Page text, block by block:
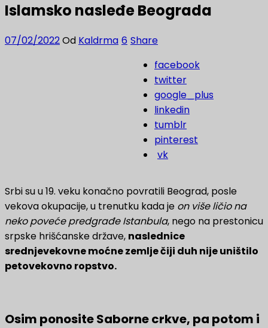
Islamsko nasleđe Beograda
07/02/2022Od Kaldrma 6 Share
facebook
twitter
google_plus
linkedin
tumblr
pinterest
vk
Srbi su u 19. veku konačno povratili Beograd, posle
vekova okupacije, u trenutku kada je on više ličio na
neko poveće predgrađe Istanbula, nego na prestonicu
srpske hrišćanske države, naslednice
srednjevekovne moćne zemlje čiji duh nije uništilo
petovekovno ropstvo.
Osim ponosite Saborne crkve, pa potom i